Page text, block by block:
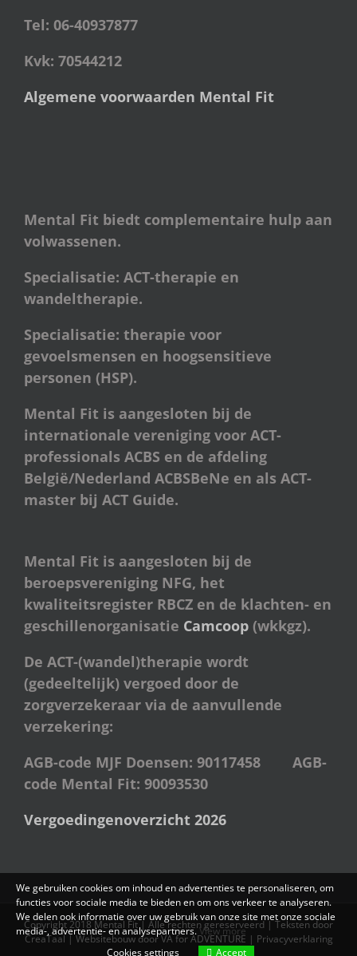
Tel: 06-40937877
Kvk: 70544212
Algemene voorwaarden Mental Fit
Mental Fit biedt complementaire hulp aan
volwassenen.
Specialisatie: ACT-therapie en
wandeltherapie.
Specialisatie: therapie voor
gevoelsmensen en hoogsensitieve
personen (HSP).
Mental Fit is aangesloten bij de
internationale vereniging voor ACT-
professionals ACBS en de afdeling
België/Nederland ACBSBeNe en als ACT-
master bij ACT Guide.
Mental Fit is aangesloten bij de
beroepsvereniging NFG, het
kwaliteitsregister RBCZ en de klachten- en
geschillenorganisatie Camcoop (wkkgz).
De ACT-(wandel)therapie wordt
(gedeeltelijk) vergoed door de
zorgverzekeraar via de aanvullende
verzekering:
AGB-code MJF Doensen: 90117458 AGB-
code Mental Fit: 90093530
Vergoedingenoverzicht 2026
Copyright 2018 Mental Fit | Alle rechten gereserveerd | Teksten door
CreaTaal | Websitebouw doorVA for ADVENTURE | Privacyverklaring
We gebruiken cookies om inhoud en advertenties te personaliseren, om
functies voor sociale media te bieden en om ons verkeer te analyseren.
We delen ook informatie over uw gebruik van onze site met onze sociale
media-, advertentie- en analysepartners.View more
Cookies settings
Accept